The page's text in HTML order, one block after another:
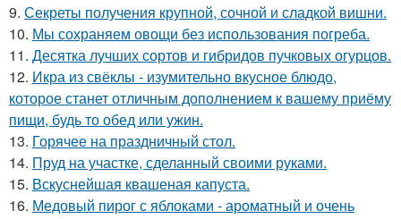
9. Секреты получения крупной, сочной и сладкой вишни.
10. Мы сохраняем овощи без использования погреба.
11. Десятка лучших сортов и гибридов пучковых огурцов.
12. Икра из свёклы - изумительно вкусное блюдо,
которое станет отличным дополнением к вашему приёму
пищи, будь то обед или ужин.
13. Горячее на праздничный стол.
14. Пруд на участке, сделанный своими руками.
15. Вскуснейшая квашеная капуста.
16. Медовый пирог с яблоками - ароматный и очень